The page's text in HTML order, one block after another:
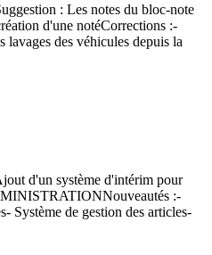
: Les notes du bloc-note
d'une notéCorrections :-
lavages des véhicules depuis la
d'un système d'intérim pour
:-
Système de gestion des articles-